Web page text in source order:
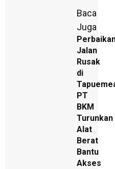
Baca
Juga
Jalan
Rusak
di
PT
BKM
Turunkan
Alat
Berat
Bantu
Akses